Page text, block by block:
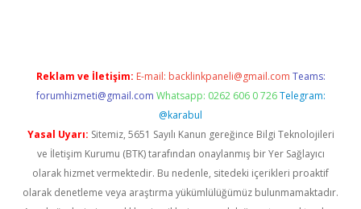
Reklam ve İletişim: E-mail: backlinkpaneli@gmail.com Teams:
forumhizmeti@gmail.com Whatsapp: 0262 606 0 726 Telegram:
@karabul
Yasal Uyarı: Sitemiz, 5651 Sayılı Kanun gereğince Bilgi Teknolojileri
ve İletişim Kurumu (BTK) tarafından onaylanmış bir Yer Sağlayıcı
olarak hizmet vermektedir. Bu nedenle, sitedeki içerikleri proaktif
olarak denetleme veya araştırma yükümlülüğümüz bulunmamaktadır.